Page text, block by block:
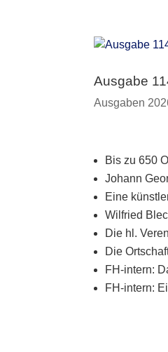
Ausgabe
Ausgaben
Bis zu 650
Johann
Eine
Wilfried
Die hl.
Die
FH-intern:
FH-intern: